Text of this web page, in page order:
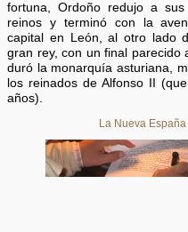
fortuna, Ordoño redujo a
reinos y terminó con la
capital en León, al otro lado
gran rey, con un final parecido
duró la monarquía asturiana,
los reinados de Alfonso II
años).
La Nueva España